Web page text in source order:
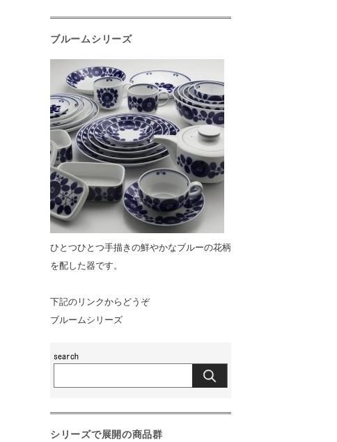
ブルームシリーズ
ひとつひとつ手描きの鮮やかなブルーの花柄
を配した器です。
下記のリンクからどうぞ
ブルームシリーズ
シリーズで展開の商品群